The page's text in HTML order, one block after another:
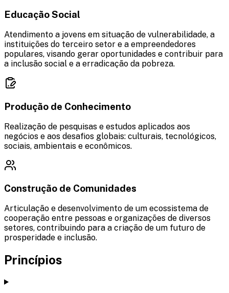
Educação Social
Atendimento a jovens em situação de vulnerabilidade, a
instituições do terceiro setor e a empreendedores
populares, visando gerar oportunidades e contribuir para
a inclusão social e a erradicação da pobreza.
Produção de Conhecimento
Realização de pesquisas e estudos aplicados aos
negócios e aos desafios globais: culturais, tecnológicos,
sociais, ambientais e econômicos.
Construção de Comunidades
Articulação e desenvolvimento de um ecossistema de
cooperação entre pessoas e organizações de diversos
setores, contribuindo para a criação de um futuro de
prosperidade e inclusão.
Princípios